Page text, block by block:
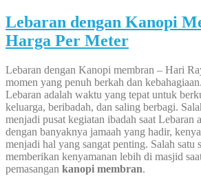
Lebaran dengan Kanopi
Harga Per Meter
Lebaran dengan Kanopi membran – Hari
momen yang penuh berkah dan
Lebaran adalah waktu yang tepat untuk
keluarga, beribadah, dan saling berbagi.
menjadi pusat kegiatan ibadah saat Lebaran
dengan banyaknya jamaah yang hadir,
menjadi hal yang sangat penting. Salah satu
memberikan kenyamanan lebih di masjid
pemasangan kanopi membran.